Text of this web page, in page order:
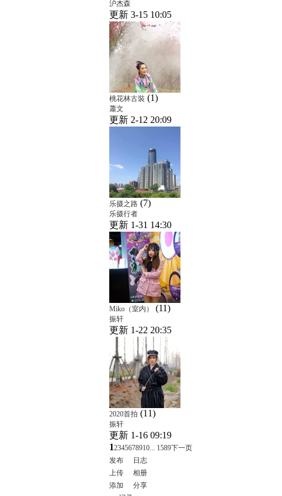
沪杰森
更新 3-15 10:05
桃花林古裝 (1)
蕭文
更新 2-12 20:09
乐摄之路 (7)
乐摄行者
更新 1-31 14:30
Miko（室内） (11)
振轩
更新 1-22 20:35
2020首拍 (11)
振轩
更新 1-16 09:19
12345678910... 1589下一页
发布
日志
上传
相册
添加
分享